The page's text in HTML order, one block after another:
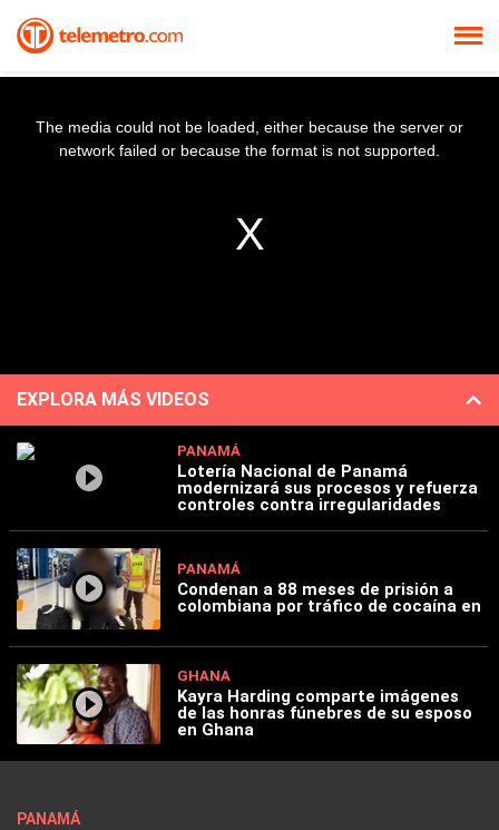
The media could not be loaded, either because the server or
network failed or because the format is not supported.
EXPLORA MÁS VIDEOS
PANAMÁ
Lotería Nacional de Panamá
modernizará sus procesos y refuerza
controles contra irregularidades
PANAMÁ
Condenan a 88 meses de prisión a
colombiana por tráfico de cocaína en
GHANA
Kayra Harding comparte imágenes
de las honras fúnebres de su esposo
en Ghana
PANAMÁ